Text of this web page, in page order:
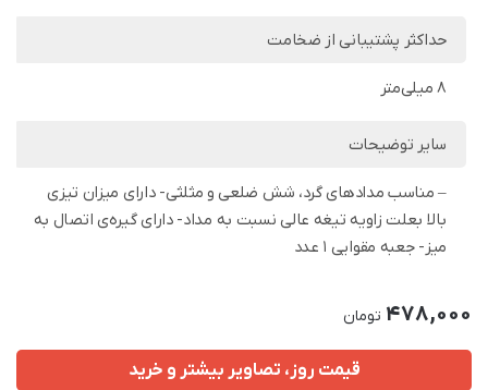
حداکثر پشتیبانی از ضخامت
8 میلی‌متر
سایر توضیحات
– مناسب مدادهای گرد، شش ضلعی و مثلثی- دارای میزان تیزی
بالا بعلت زاویه تیغه عالی نسبت به مداد- دارای گیره‌ی اتصال به
میز- جعبه مقوایی 1 عدد
478,000 تومان
قیمت روز، تصاویر بیشتر و خرید